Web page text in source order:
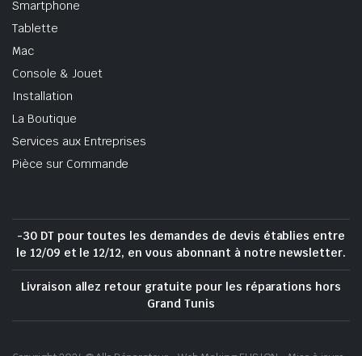
Smartphone
Tablette
Mac
Console & Jouet
Installation
La Boutique
Services aux Entreprises
Pièce sur Commande
-30 DT pour toutes les demandes de devis établies entre
le 12/09 et le 12/12, en vous abonnant à notre newsletter.
Livraison allez retour gratuite pour les réparations hors
Grand Tunis